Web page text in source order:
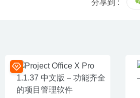
分享到 :